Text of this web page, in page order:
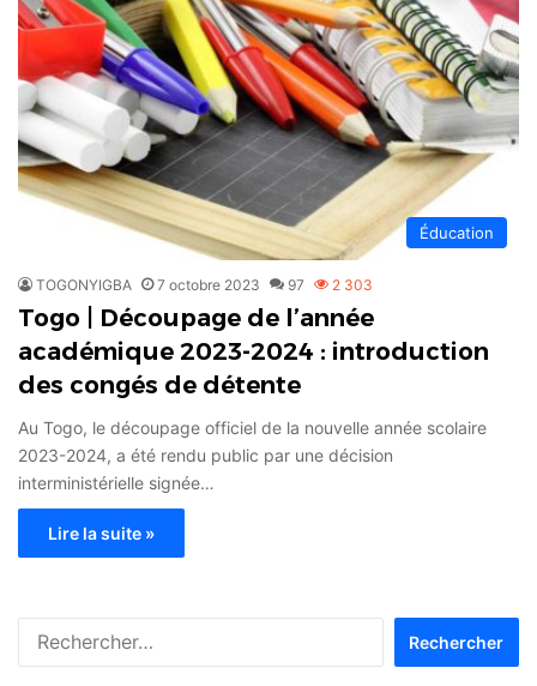
Éducation
TOGONYIGBA 7 octobre 2023 97 2 303
Togo | Découpage de l’année
académique 2023-2024 : introduction
des congés de détente
Au Togo, le découpage officiel de la nouvelle année scolaire
2023-2024, a été rendu public par une décision
interministérielle signée…
Lire la suite »